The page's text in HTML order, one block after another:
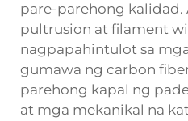
pare-parehong kalidad.
pultrusion at filament
nagpapahintulot sa
gumawa ng carbon
parehong kapal ng
at mga mekanikal na